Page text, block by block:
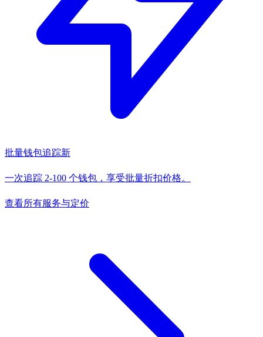
批量钱包追踪新
一次追踪 2-100 个钱包，享受批量折扣价格。
查看所有服务与定价